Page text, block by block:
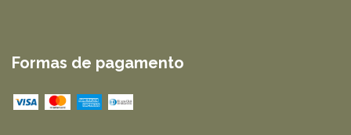
Formas de pagamento